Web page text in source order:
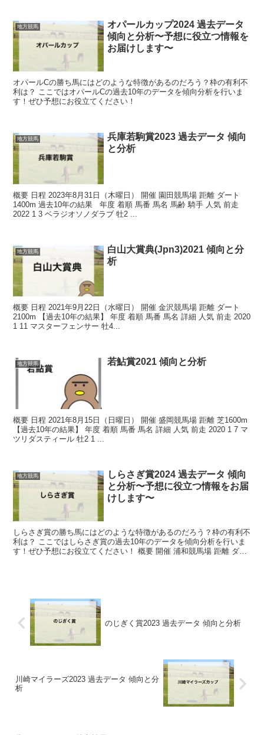
地方競馬
オパールカップ2024 過去データ
傾向と分析〜予想に役立つ情報を
お届けします〜
オパールCの勝ち馬にはどのような特徴があるのだろう？枠の有利不
利は？ ここではオパールCの過去10年のデータを傾向分析を行いま
す！ぜひ予想にお役立てください！
地方競馬
兵庫若駒賞2023 過去データ 傾向
と分析
概要 日程 2023年8月31日（木曜日） 開催 園田競馬場 距離 ダート
1400m 過去10年の結果 年度 着順 馬番 馬名 馬齢 騎手 人気 前走
2022 1 3 ベラジオソノダラブ 牡2 ...
地方競馬
白山大賞典(Jpn3)2021 傾向と分
析
概要 日程 2021年9月22日（水曜日） 開催 金沢競馬場 距離 ダート
2100m 【過去10年の結果】 年度 着順 馬番 馬名 詳細 人気 前走 2020
1 11 マスターフェンサー 牡4...
地方競馬 若鮎賞2021 傾向と分析
概要 日程 2021年8月15日（日曜日） 開催 盛岡競馬場 距離 芝1600m
【過去10年の結果】 年度 着順 馬番 馬名 詳細 人気 前走 2020 1 7 マ
ツリダスティール 牡2 1 ...
地方競馬
しらさぎ賞2024 過去データ 傾向
と分析〜予想に役立つ情報をお届
けします〜
しらさぎ賞の勝ち馬にはどのような特徴があるのだろう？枠の有利不
利は？ ここではしらさぎ賞の過去10年のデータを傾向分析を行いま
す！ぜひ予想にお役立てください！ 概要 開催 浦和競馬場 距離 ダー
のじぎく賞2023 過去データ 傾向と分析
川崎マイラーズ2023 過去データ 傾向と分
析